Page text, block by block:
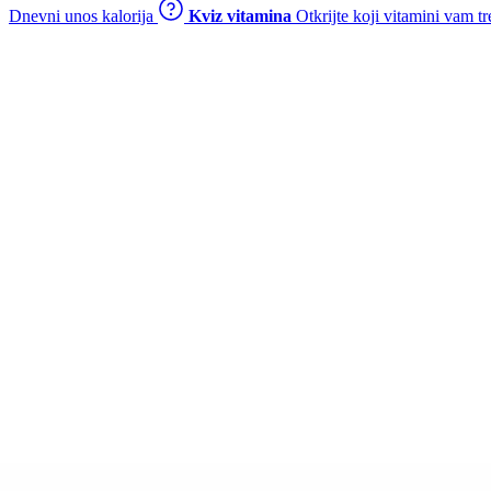
Dnevni unos kalorija
Kviz vitamina Otkrijte koji vitamini vam